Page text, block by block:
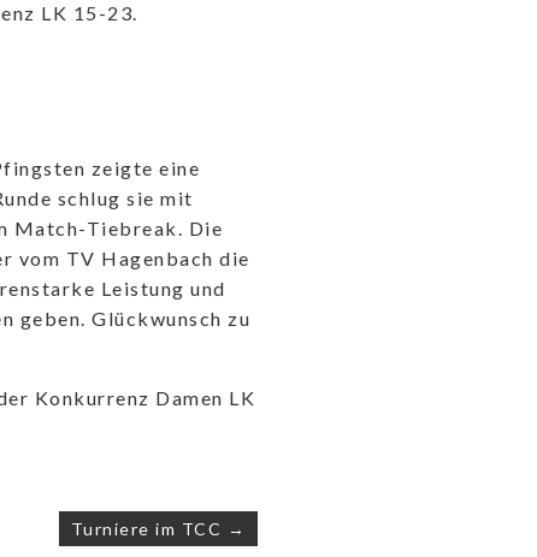
LK 15-23.
zeigte eine
schlug sie mit
Match-Tiebreak. Die
vom TV Hagenbach die
Leistung und
geben. Glückwunsch zu
Konkurrenz Damen LK
Turniere im TCC →